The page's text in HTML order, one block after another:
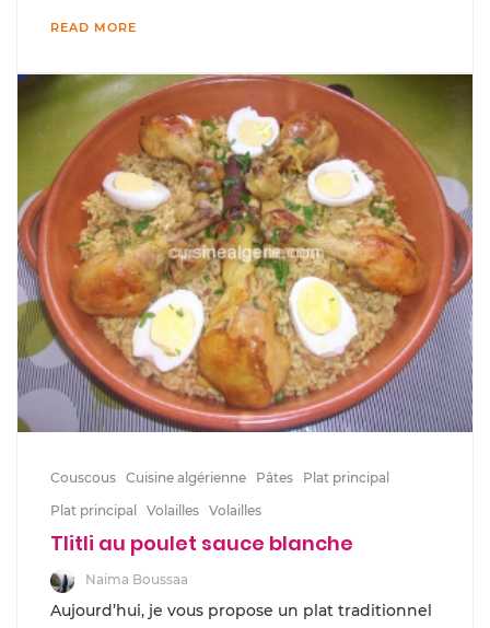
READ MORE
Couscous Cuisine algérienne Pâtes
Plat principal
Plat principal
Volailles Volailles
Tlitli au poulet sauce blanche
Naima Boussaa
Aujourd’hui, je vous propose un plat traditionnel